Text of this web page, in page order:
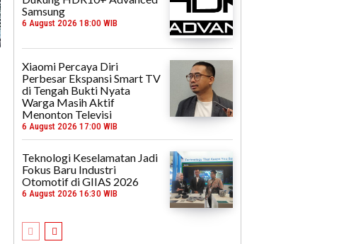
Samsung
6 August 2026 18:00 WIB
Xiaomi Percaya Diri
Perbesar Ekspansi Smart TV
di Tengah Bukti Nyata
Warga Masih Aktif
Menonton Televisi
6 August 2026 17:00 WIB
Teknologi Keselamatan Jadi
Fokus Baru Industri
Otomotif di GIIAS 2026
6 August 2026 16:30 WIB